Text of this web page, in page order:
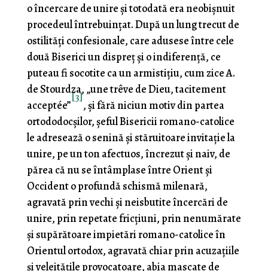
o încercare de unire şi totodată era neobișnuit
procedeul întrebuinţat. După un lung trecut de
ostilități confesionale, care adusese între cele
două Biserici un dispreţ şi o indiferenţă, ce
puteau fi socotite ca un armistițiu, cum zice A.
de Stourdza, „une trêve de Dieu, tacitement
acceptée”
[3]
, şi fără niciun motiv din partea
ortododocșilor, şeful Bisericii romano-catolice
le adresează o senină și stăruitoare invitaţie la
unire, pe un ton afectuos, încrezut şi naiv, de
părea că nu se întâmplase între Orient şi
Occident o profundă schismă milenară,
agravată prin vechi și neisbutite încercări de
unire, prin repetate fricţiuni, prin nenumărate
şi supărătoare impietări romano-catolice în
Orientul ortodox, agravată chiar prin acuzaţiile
şi veleităţile provocatoare, abia mascate de